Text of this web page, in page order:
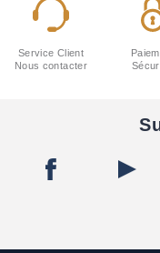
Service Client
Nous contacter